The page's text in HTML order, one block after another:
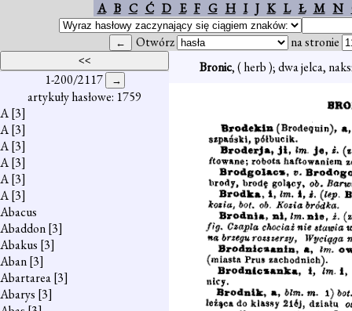
A B C Ć D E F G H I J K L Ł M N
Otwórz na stronie
1-200/2117
artykuły hasłowe: 1759
A[3]
A[3]
A[3]
A[3]
A[3]
A[3]
Abacus
Abaddon[3]
Abakus [3]
Aban[3]
Abartarea[3]
Abarys [3]
Bronic, ( herb ); dwa jelca,